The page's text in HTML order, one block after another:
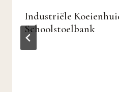
Industriële
Schoolstoelbank